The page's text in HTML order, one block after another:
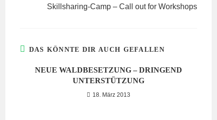
Skillsharing-Camp – Call out for Workshops
DAS KÖNNTE DIR AUCH GEFALLEN
NEUE WALDBESETZUNG – DRINGEND
UNTERSTÜTZUNG
18. März 2013